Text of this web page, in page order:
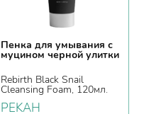
Пенка для умывания с
муцином черной улитки
Rebirth Black Snail
Cleansing Foam, 120мл.
PEKAH